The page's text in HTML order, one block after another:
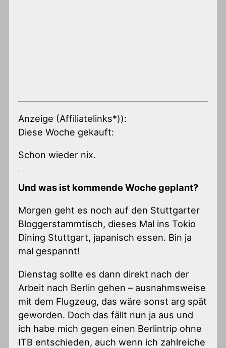
Anzeige (Affiliatelinks*)):
Diese Woche gekauft:
Schon wieder nix.
Und was ist kommende Woche geplant?
Morgen geht es noch auf den Stuttgarter
Bloggerstammtisch, dieses Mal ins Tokio
Dining Stuttgart, japanisch essen. Bin ja
mal gespannt!
Dienstag sollte es dann direkt nach der
Arbeit nach Berlin gehen – ausnahmsweise
mit dem Flugzeug, das wäre sonst arg spät
geworden. Doch das fällt nun ja aus und
ich habe mich gegen einen Berlintrip ohne
ITB entschieden, auch wenn ich zahlreiche